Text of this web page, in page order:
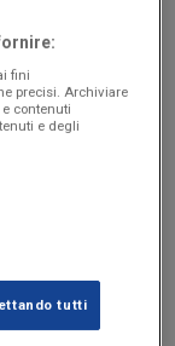
assume la
subordinato”
di
riceve una
che gli viene
del
fini
precisi. Archiviare
contenuti
e degli
tutti